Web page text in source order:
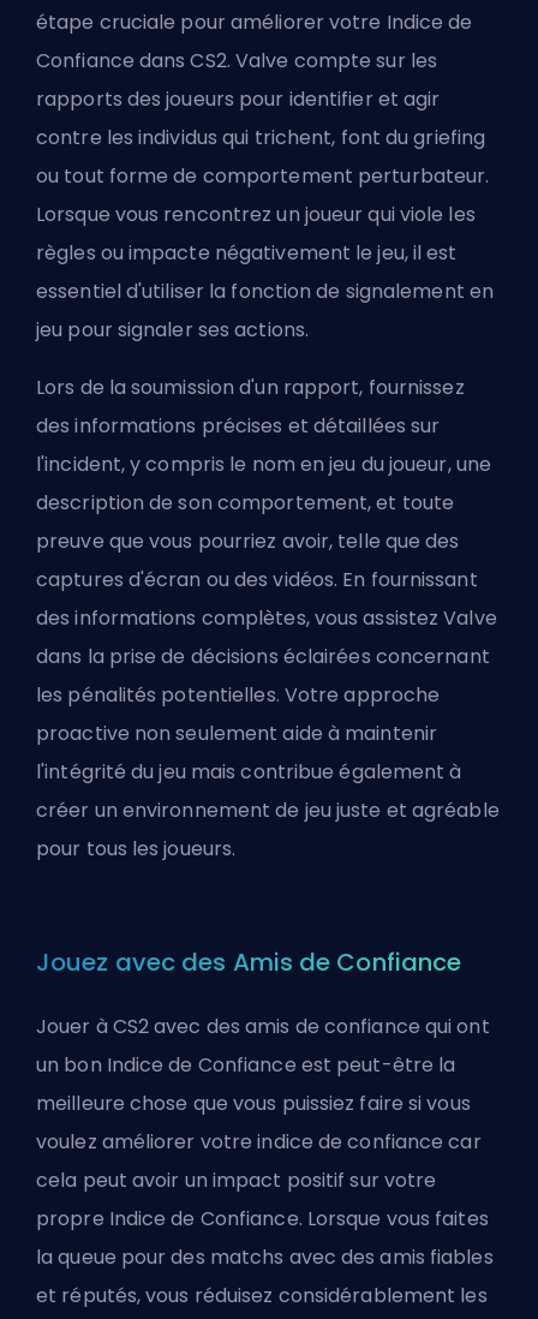
étape cruciale pour améliorer votre Indice de
Confiance dans CS2. Valve compte sur les
rapports des joueurs pour identifier et agir
contre les individus qui trichent, font du griefing
ou tout forme de comportement perturbateur.
Lorsque vous rencontrez un joueur qui viole les
règles ou impacte négativement le jeu, il est
essentiel d'utiliser la fonction de signalement en
jeu pour signaler ses actions.
Lors de la soumission d'un rapport, fournissez
des informations précises et détaillées sur
l'incident, y compris le nom en jeu du joueur, une
description de son comportement, et toute
preuve que vous pourriez avoir, telle que des
captures d'écran ou des vidéos. En fournissant
des informations complètes, vous assistez Valve
dans la prise de décisions éclairées concernant
les pénalités potentielles. Votre approche
proactive non seulement aide à maintenir
l'intégrité du jeu mais contribue également à
créer un environnement de jeu juste et agréable
pour tous les joueurs.
Jouez avec des Amis de Confiance
Jouer à CS2 avec des amis de confiance qui ont
un bon Indice de Confiance est peut-être la
meilleure chose que vous puissiez faire si vous
voulez améliorer votre indice de confiance car
cela peut avoir un impact positif sur votre
propre Indice de Confiance. Lorsque vous faites
la queue pour des matchs avec des amis fiables
et réputés, vous réduisez considérablement les